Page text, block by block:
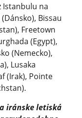
Istanbulu na
Bissau
Freetown
(Egypt),
(Nemecko),
Lusaka
(Irak), Pointe
iránske letiská